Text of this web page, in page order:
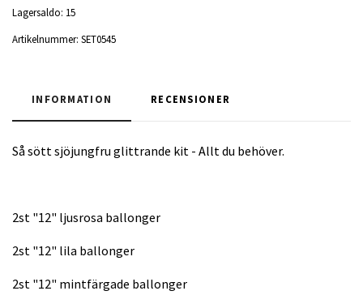
Lagersaldo: 15
Artikelnummer: SET0545
INFORMATION RECENSIONER
Så sött sjöjungfru glittrande kit - Allt du behöver.
2st "12" ljusrosa ballonger
2st "12" lila ballonger
2st "12" mintfärgade ballonger